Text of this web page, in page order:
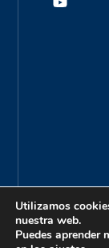
Utilizamos
nuestra web.
Puedes aprender